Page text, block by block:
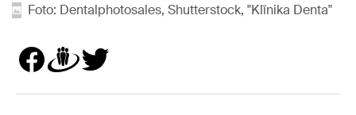
Foto: Dentalphotosales, Shutterstock, "Klīnika Denta"